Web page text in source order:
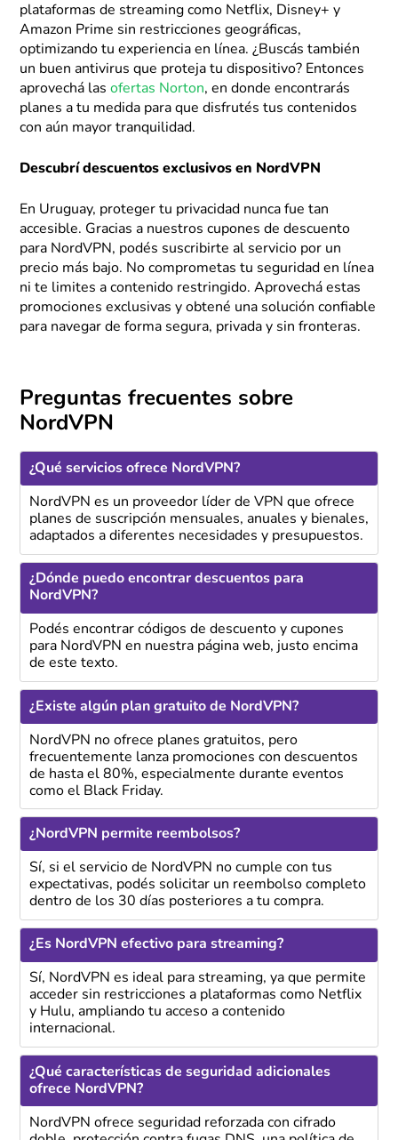
plataformas de streaming como Netflix, Disney+ y
Amazon Prime sin restricciones geográficas,
optimizando tu experiencia en línea. ¿Buscás también
un buen antivirus que proteja tu dispositivo? Entonces
aprovechá lasofertas Norton, en donde encontrarás
planes a tu medida para que disfrutés tus contenidos
con aún mayor tranquilidad.
Descubrí descuentos exclusivos en NordVPN
En Uruguay, proteger tu privacidad nunca fue tan
accesible. Gracias a nuestros cupones de descuento
para NordVPN, podés suscribirte al servicio por un
precio más bajo. No comprometas tu seguridad en línea
ni te limites a contenido restringido. Aprovechá estas
promociones exclusivas y obtené una solución confiable
para navegar de forma segura, privada y sin fronteras.
Preguntas frecuentes sobre
NordVPN
¿Qué servicios ofrece NordVPN?
NordVPN es un proveedor líder de VPN que ofrece
planes de suscripción mensuales, anuales y bienales,
adaptados a diferentes necesidades y presupuestos.
¿Dónde puedo encontrar descuentos para
NordVPN?
Podés encontrar códigos de descuento y cupones
para NordVPN en nuestra página web, justo encima
de este texto.
¿Existe algún plan gratuito de NordVPN?
NordVPN no ofrece planes gratuitos, pero
frecuentemente lanza promociones con descuentos
de hasta el 80%, especialmente durante eventos
como el Black Friday.
¿NordVPN permite reembolsos?
Sí, si el servicio de NordVPN no cumple con tus
expectativas, podés solicitar un reembolso completo
dentro de los 30 días posteriores a tu compra.
¿Es NordVPN efectivo para streaming?
Sí, NordVPN es ideal para streaming, ya que permite
acceder sin restricciones a plataformas como Netflix
y Hulu, ampliando tu acceso a contenido
internacional.
¿Qué características de seguridad adicionales
ofrece NordVPN?
NordVPN ofrece seguridad reforzada con cifrado